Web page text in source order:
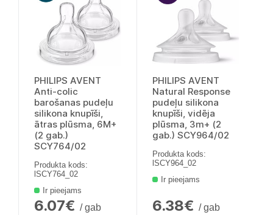
PHILIPS AVENT
Anti-colic
barošanas pudeļu
silikona knupīši,
ātras plūsma, 6M+
(2 gab.)
SCY764/02
Produkta kods:
lSCY764_02
Ir pieejams
6.07€ / gab
PHILIPS AVENT
Natural Response
pudeļu silikona
knupīši, vidēja
plūsma, 3m+ (2
gab.) SCY964/02
Produkta kods:
lSCY964_02
Ir pieejams
6.38€ / gab